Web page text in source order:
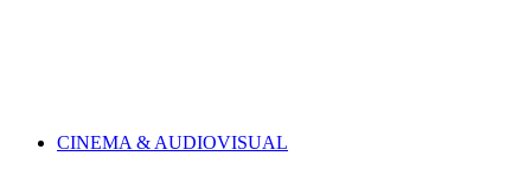
CINEMA & AUDIOVISUAL